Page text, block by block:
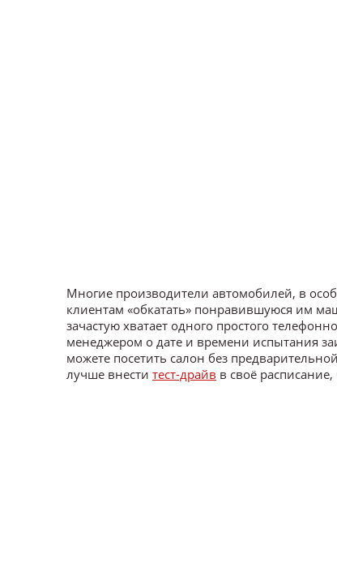
Многие производители автомобилей, в
клиентам «обкатать» понравившуюся им
зачастую хватает одного простого
менеджером о дате и времени испытания
можете посетить салон без
лучше внести тест-драйв в своё